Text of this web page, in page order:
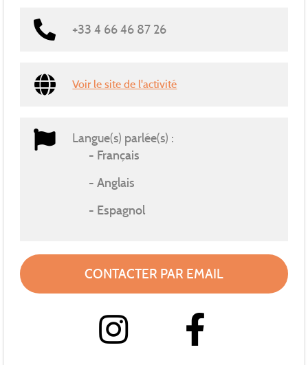
+33 4 66 46 87 26
Voir le site de l'activité
Langue(s) parlée(s) :
Français
Anglais
Espagnol
CONTACTER PAR EMAIL